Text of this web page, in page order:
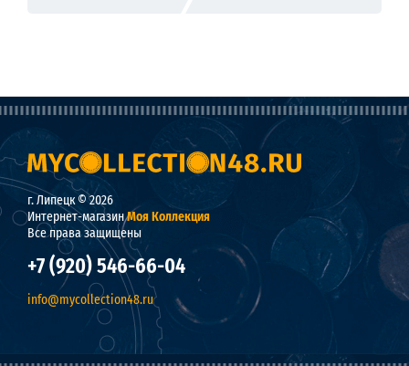
г. Липецк © 2026
Интернет-магазинМоя Коллекция
Все права защищены
+7 (920) 546-66-04
info@mycollection48.ru